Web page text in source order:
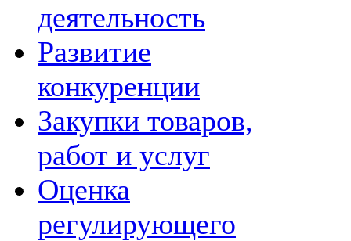
деятельность
Развитие
конкуренции
Закупки товаров,
работ и услуг
Оценка
регулирующего